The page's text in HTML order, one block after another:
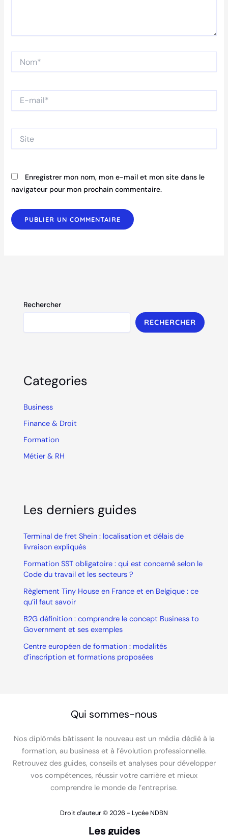
mail*
Enregistrer mon nom, mon e-mail et mon site dans le
navigateur pour mon prochain commentaire.
Rechercher
RECHERCHER
Categories
Business
Finance & Droit
Formation
Métier & RH
Les derniers guides
Terminal de fret Shein : localisation et délais de
livraison expliqués
Formation SST obligatoire : qui est concerné selon le
Code du travail et les secteurs ?
Règlement Tiny House en France et en Belgique : ce
qu’il faut savoir
B2G définition : comprendre le concept Business to
Government et ses exemples
Centre européen de formation : modalités
d’inscription et formations proposées
Qui sommes-nous
Nos diplômés bâtissent le nouveau est un média dédié à la
formation, au business et à l’évolution professionnelle.
Retrouvez des guides, conseils et analyses pour développer
vos compétences, réussir votre carrière et mieux
comprendre le monde de l’entreprise.
Droit d'auteur © 2026 - Lycée NDBN
Les guides